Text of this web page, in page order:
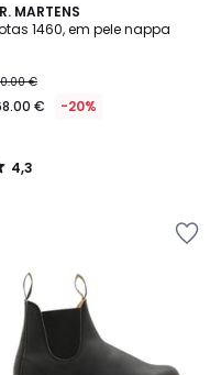
MARTENS
1460, em pele nappa
€
€ -20%
5
4,3